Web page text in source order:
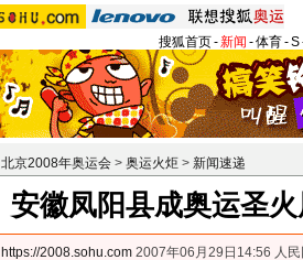
搜狐首页-新闻 -体育-S
北京2008年奥运会 > 奥运火炬 > 新闻速递
安徽凤阳县成奥运圣
https://2008.sohu.com 2007年06月29日14:56 人民